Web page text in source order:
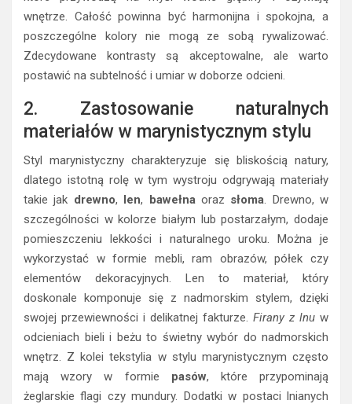
wnętrze. Całość powinna być harmonijna i spokojna, a
poszczególne kolory nie mogą ze sobą rywalizować.
Zdecydowane kontrasty są akceptowalne, ale warto
postawić na subtelność i umiar w doborze odcieni.
2. Zastosowanie naturalnych
materiałów w marynistycznym stylu
Styl marynistyczny charakteryzuje się bliskością natury,
dlatego istotną rolę w tym wystroju odgrywają materiały
takie jak drewno, len, bawełnaoraz słoma. Drewno, w
szczególności w kolorze białym lub postarzałym, dodaje
pomieszczeniu lekkości i naturalnego uroku. Można je
wykorzystać w formie mebli, ram obrazów, półek czy
elementów dekoracyjnych. Len to materiał, który
doskonale komponuje się z nadmorskim stylem, dzięki
swojej przewiewności i delikatnej fakturze. Firany z lnu w
odcieniach bieli i beżu to świetny wybór do nadmorskich
wnętrz. Z kolei tekstylia w stylu marynistycznym często
mają wzory w formie pasów, które przypominają
żeglarskie flagi czy mundury. Dodatki w postaci lnianych